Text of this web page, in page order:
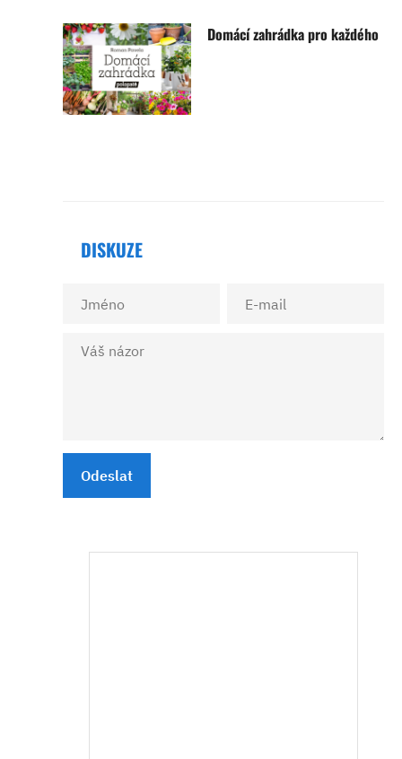
Domácí zahrádka pro každého
DISKUZE
Odeslat